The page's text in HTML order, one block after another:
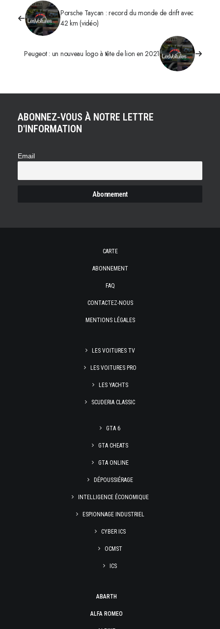
Porsche Taycan : record du monde de drift avec
42 km (vidéo)
Peugeot : un nouveau logo à tête de lion en 2021
ABONNEZ-VOUS À NOTRE LETTRE
D'INFORMATION
Email
CARTE
ABONNEMENT
FAQ
CONTACTEZ-NOUS
MENTIONS LÉGALES
LES VOITURES TV
LES VOITURES PRO
LES YACHTS
SCUDERIA CLASSIC
GTA 6
GTA CHEATS
GTA ONLINE
DÉPOUSSIÉRAGE
INTELLIGENCE ÉCONOMIQUE
ESPIONNAGE INDUSTRIEL
CYBER ICS
OCMST
ICS
ABARTH
ALFA ROMEO